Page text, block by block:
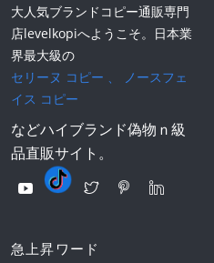
大人気ブランドコピー通販専門
店levelkopiへようこそ。日本業
界最大級の
セリーヌ コピー 、
ノースフェ
イス コピー
などハイブランド偽物ｎ級
品直販サイト。
急上昇ワード